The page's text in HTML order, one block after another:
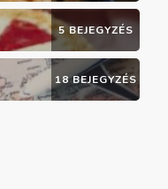
5 BEJEGYZÉS
18 BEJEGYZÉS